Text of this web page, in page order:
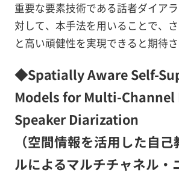
重要な要素技術である話者ダイア
対して、本手法を用いることで、
と高い頑健性を実現できると期待さ
◆Spatially Aware Self-
Models for Multi-Channel
Speaker Diarization
（空間情報を活用した自
ルによるマルチチャネル・